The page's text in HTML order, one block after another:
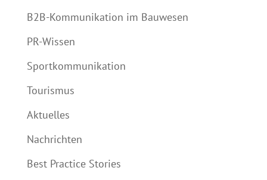
B2B-Kommunikation im Bauwesen
PR-Wissen
Sportkommunikation
Tourismus
Aktuelles
Nachrichten
Best Practice Stories